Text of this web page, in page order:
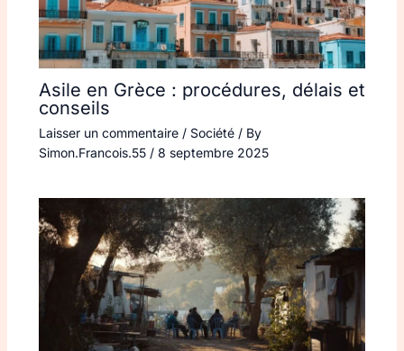
Asile en Grèce : procédures, délais et
conseils
Laisser un commentaire / Société/ By
Simon.Francois.55 / 8 septembre 2025